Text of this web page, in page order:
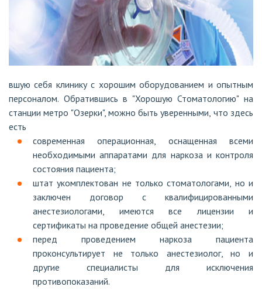
вшую себя клинику с хорошим оборудованием и опытным
персоналом. Обратившись в "Хорошую Стоматологию" на
станции метро "Озерки", можно быть уверенными, что здесь
есть
современная операционная, оснащенная всеми
необходимыми аппаратами для наркоза и контроля
состояния пациента;
штат укомплектован не только стоматологами, но и
заключен договор с квалифицированными
анестезиологами, имеются все лицензии и
сертификаты на проведение общей анестезии;
перед проведением наркоза пациента
проконсультирует не только анестезиолог, но и
другие специалисты для исключения
противопоказаний.